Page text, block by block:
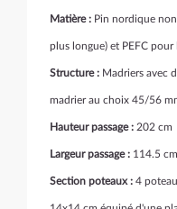
Matière : Pin nordique
plus longue) et PEFC
Structure : Madriers avec
madrier au choix 45/56
Hauteur passage : 202 cm
Largeur passage : 114.5 cm
Section poteaux : 4